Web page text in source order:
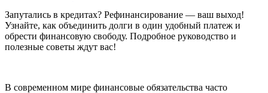
Запутались в кредитах? Рефинансирование — ваш выход!
Узнайте, как объединить долги в один удобный платеж и
обрести финансовую свободу. Подробное руководство и
полезные советы ждут вас!
В современном мире финансовые обязательства часто